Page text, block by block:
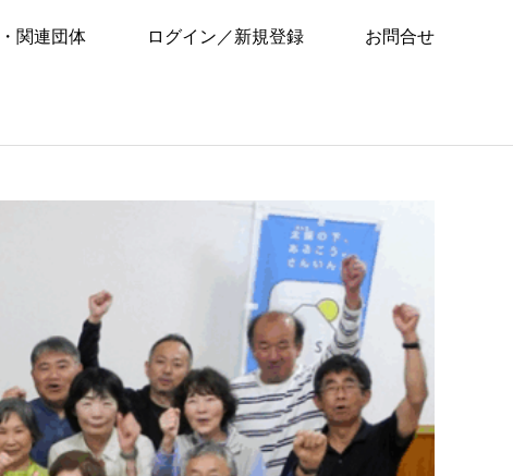
関連団体 ログイン／新規登録 お問合せ